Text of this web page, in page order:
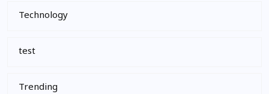
Technology
test
Trending